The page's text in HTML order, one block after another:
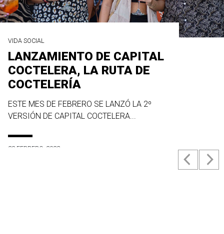
VIDA SOCIAL
LANZAMIENTO DE CAPITAL
COCTELERA, LA RUTA DE
COCTELERÍA
ESTE MES DE FEBRERO SE LANZÓ LA 2º
VERSIÓN DE CAPITAL COCTELERA...
23 FEBRERO, 2022